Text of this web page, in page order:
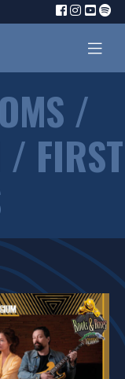
/
/ FIRST